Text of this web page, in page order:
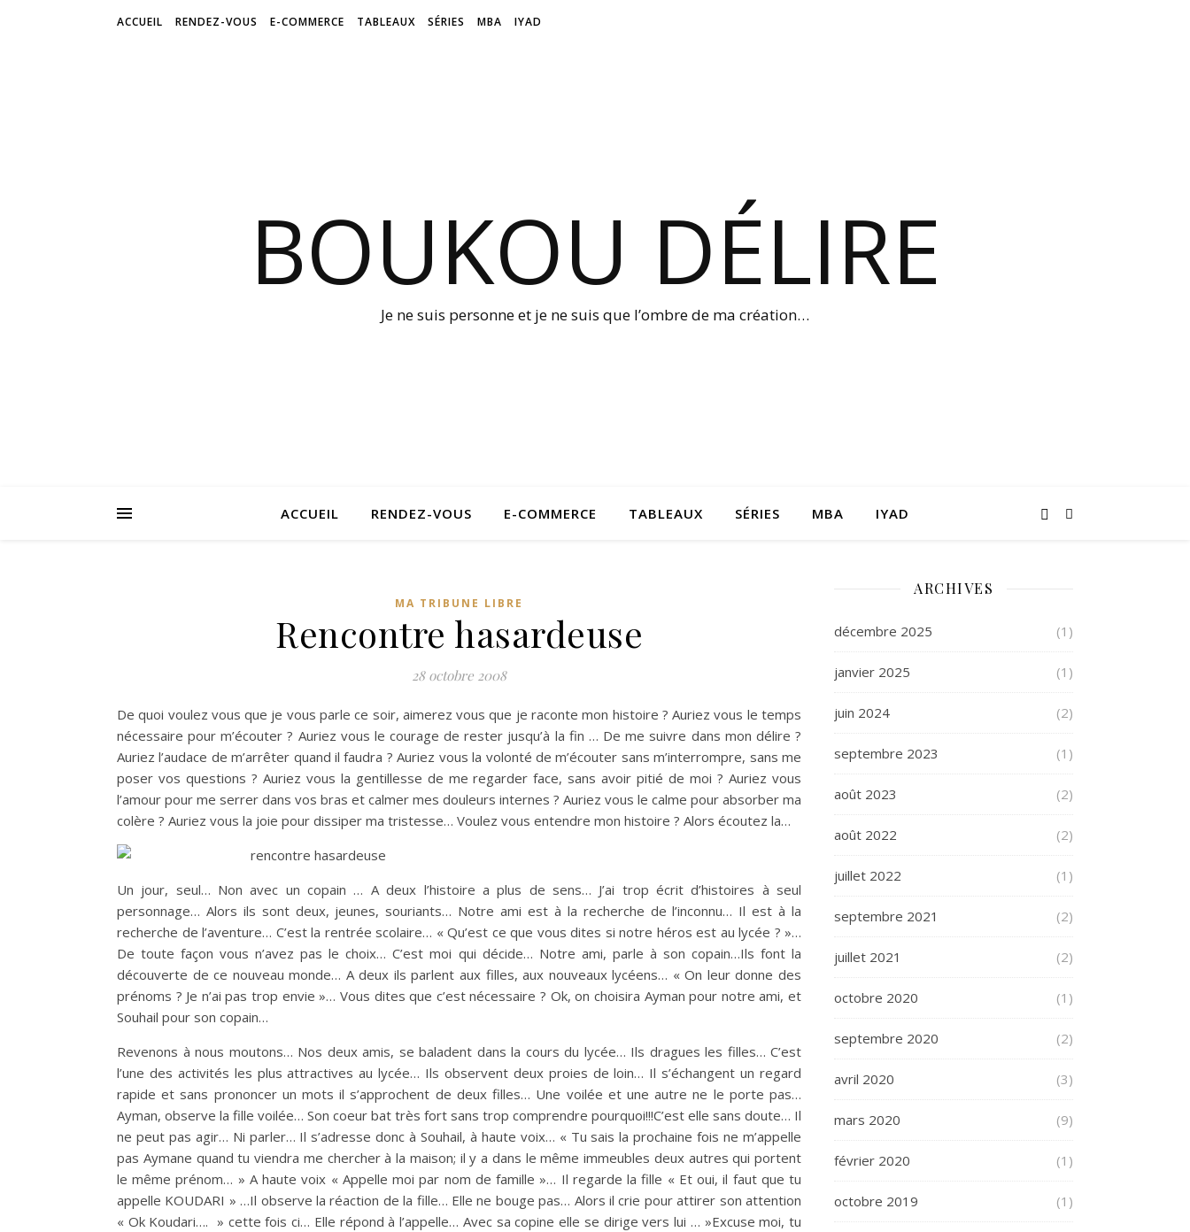
ACCUEIL RENDEZ-VOUS E-COMMERCE TABLEAUX SÉRIES MBA IYAD
BOUKOU DÉLIRE
Je ne suis personne et je ne suis que l’ombre de ma création…
ACCUEIL RENDEZ-VOUS E-COMMERCE TABLEAUX SÉRIES MBA IYAD
MA TRIBUNE LIBRE
Rencontre hasardeuse
28 octobre 2008
De quoi voulez vous que je vous parle ce soir, aimerez vous que je raconte mon histoire ? Auriez vous le temps
nécessaire pour m’écouter ? Auriez vous le courage de rester jusqu’à la fin … De me suivre dans mon délire ?
Auriez l’audace de m’arrêter quand il faudra ? Auriez vous la volonté de m’écouter sans m’interrompre, sans me
poser vos questions ? Auriez vous la gentillesse de me regarder face, sans avoir pitié de moi ? Auriez vous
l’amour pour me serrer dans vos bras et calmer mes douleurs internes ? Auriez vous le calme pour absorber ma
colère ? Auriez vous la joie pour dissiper ma tristesse… Voulez vous entendre mon histoire ? Alors écoutez la…
Un jour, seul… Non avec un copain … A deux l’histoire a plus de sens… J’ai trop écrit d’histoires à seul
personnage… Alors ils sont deux, jeunes, souriants… Notre ami est à la recherche de l’inconnu… Il est à la
recherche de l’aventure… C’est la rentrée scolaire… « Qu’est ce que vous dites si notre héros est au lycée ? »…
De toute façon vous n’avez pas le choix… C’est moi qui décide… Notre ami, parle à son copain…Ils font la
découverte de ce nouveau monde… A deux ils parlent aux filles, aux nouveaux lycéens… « On leur donne des
prénoms ? Je n’ai pas trop envie »… Vous dites que c’est nécessaire ? Ok, on choisira Ayman pour notre ami, et
Souhail pour son copain…
Revenons à nous moutons… Nos deux amis, se baladent dans la cours du lycée… Ils dragues les filles… C’est
l’une des activités les plus attractives au lycée… Ils observent deux proies de loin… Il s’échangent un regard
rapide et sans prononcer un mots il s’approchent de deux filles… Une voilée et une autre ne le porte pas…
Ayman, observe la fille voilée… Son coeur bat très fort sans trop comprendre pourquoi!!!C’est elle sans doute… Il
ne peut pas agir… Ni parler… Il s’adresse donc à Souhail, à haute voix… « Tu sais la prochaine fois ne m’appelle
pas Aymane quand tu viendra me chercher à la maison; il y a dans le même immeubles deux autres qui portent
le même prénom… » A haute voix « Appelle moi par nom de famille »… Il regarde la fille « Et oui, il faut que tu
appelle KOUDARI » …Il observe la réaction de la fille… Elle ne bouge pas… Alors il crie pour attirer son attention
« Ok Koudari…. » cette fois ci… Elle répond à l’appelle… Avec sa copine elle se dirige vers lui … »Excuse moi, tu
ARCHIVES
décembre 2025 (1)
janvier 2025 (1)
juin 2024 (2)
septembre 2023 (1)
août 2023 (2)
août 2022 (2)
juillet 2022 (1)
septembre 2021 (2)
juillet 2021 (2)
octobre 2020 (1)
septembre 2020 (2)
avril 2020 (3)
mars 2020 (9)
février 2020 (1)
octobre 2019 (1)